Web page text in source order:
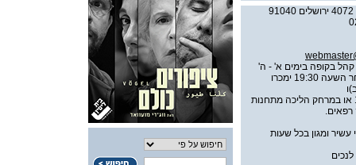
בקופה בימים א' - ה'
בשעות 9:30 עד 19:30 (לאחר השעה 19:30 ימכרו
אוטובוס מספר 13 או במרחק הליכה מתחנות
רפאים.
ומגון בכל שעות